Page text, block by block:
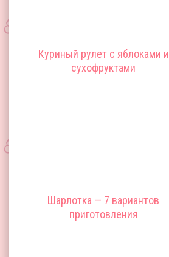
Куриный рулет с яблоками и
сухофруктами
Шарлотка — 7 вариантов
приготовления